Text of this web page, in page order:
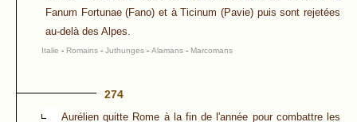
Fanum Fortunae (Fano) et à Ticinum (Pavie) puis sont rejetées
au-delà des Alpes.
Italie - Romains - Juthunges - Alamans - Marcomans
274
Aurélien quitte Rome à la fin de l'année pour combattre les